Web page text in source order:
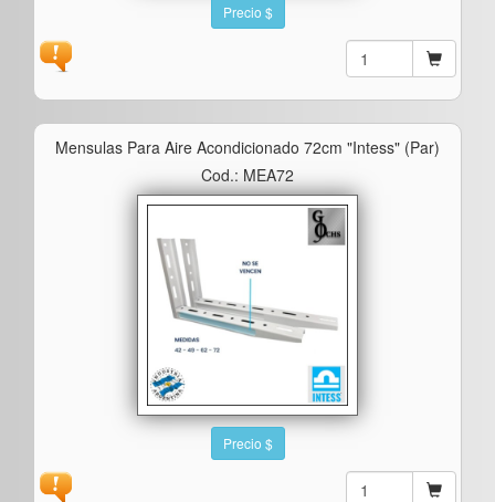
Precio $
Mensulas Para Aire Acondicionado 72cm "intess" (par)
Cod.: MEA72
Precio $